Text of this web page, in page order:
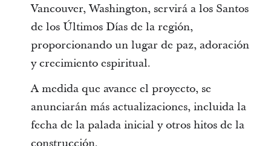
Vancouver, Washington, servirá a los Santos
de los Últimos Días de la región,
proporcionando un lugar de paz, adoración
y crecimiento espiritual.
A medida que avance el proyecto, se
anunciarán más actualizaciones, incluida la
fecha de la palada inicial y otros hitos de la